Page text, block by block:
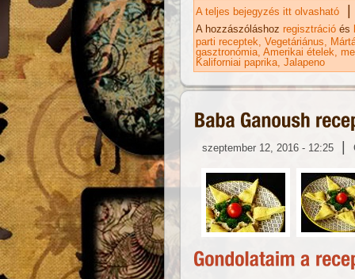
A teljes bejegyzés itt olvasható |
A hozzászóláshoz regisztráció és
parti receptek Vegetáriánus
gasztronómia Amerikai ételek
Kaliforniai paprika Jalapeno
szeptember 12, 2016 - 12:25 |